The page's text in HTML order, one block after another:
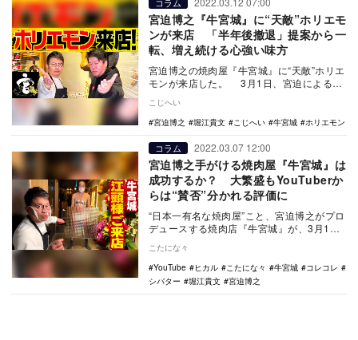
宮迫博之『牛宮城』に“天敵”ホリエモ
ンが来店 「半年後撤退」提案から一
転、増え続ける心強い味方
宮迫博之の焼肉屋『牛宮城』に“天敵”ホリエ
モンが来店した。 3月1日、宮迫による渋
オー…
こじへい
宮迫博之
堀江貴文 こじへい 牛宮城 ホリエモン
コラム 2022.03.07 12:00
宮迫博之手がける焼肉屋『牛宮城』は
成功するか？ 大繁盛もYouTuberか
らは“賛否”分かれる評価に
“日本一有名な焼肉屋”こと、宮迫博之がプロ
デュースする焼肉店『牛宮城』が、3月1日
連日、芸…
こたにな々
YouTube
ヒカル こたにな々 牛宮城
コレコレ
シバター
堀江貴文 宮迫博之